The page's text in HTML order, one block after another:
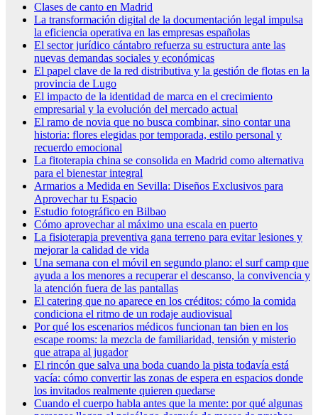
Clases de canto en Madrid
La transformación digital de la documentación legal impulsa
la eficiencia operativa en las empresas españolas
El sector jurídico cántabro refuerza su estructura ante las
nuevas demandas sociales y económicas
El papel clave de la red distributiva y la gestión de flotas en la
provincia de Lugo
El impacto de la identidad de marca en el crecimiento
empresarial y la evolución del mercado actual
El ramo de novia que no busca combinar, sino contar una
historia: flores elegidas por temporada, estilo personal y
recuerdo emocional
La fitoterapia china se consolida en Madrid como alternativa
para el bienestar integral
Armarios a Medida en Sevilla: Diseños Exclusivos para
Aprovechar tu Espacio
Estudio fotográfico en Bilbao
Cómo aprovechar al máximo una escala en puerto
La fisioterapia preventiva gana terreno para evitar lesiones y
mejorar la calidad de vida
Una semana con el móvil en segundo plano: el surf camp que
ayuda a los menores a recuperar el descanso, la convivencia y
la atención fuera de las pantallas
El catering que no aparece en los créditos: cómo la comida
condiciona el ritmo de un rodaje audiovisual
Por qué los escenarios médicos funcionan tan bien en los
escape rooms: la mezcla de familiaridad, tensión y misterio
que atrapa al jugador
El rincón que salva una boda cuando la pista todavía está
vacía: cómo convertir las zonas de espera en espacios donde
los invitados realmente quieren quedarse
Cuando el cuerpo habla antes que la mente: por qué algunas